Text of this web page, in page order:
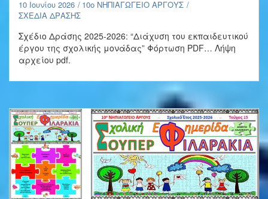
10 Ιουνίου 2026
10ο ΝΗΠΙΑΓΩΓΕΙΟ ΑΡΓΟΥΣ
ΣΧΕΔΙΑ ΔΡΑΣΗΣ
Σχέδιο Δράσης 2025-2026: “Διάχυση του εκπαιδευτικού
έργου της σχολικής μονάδας” Φόρτωση PDF… Λήψη
αρχείου pdf.